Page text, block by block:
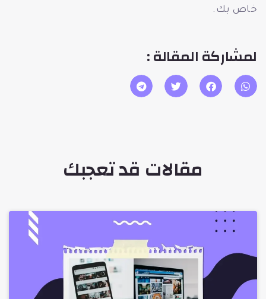
خاص بك.
لمشاركة المقالة :
مقالات قد تعجبك